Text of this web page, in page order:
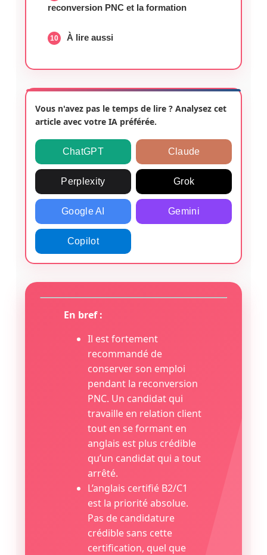
reconversion PNC et la formation
À lire aussi
Vous n'avez pas le temps de lire ? Analysez cet
article avec votre IA préférée.
ChatGPT Claude
Perplexity Grok
Google AI Gemini
Copilot
En bref :
Il est fortement
recommandé de
conserver son emploi
pendant la reconversion
PNC. Un candidat qui
travaille en relation client
tout en se formant en
anglais est plus crédible
qu’un candidat qui a tout
arrêté.
L’anglais certifié B2/C1
est la priorité absolue.
Pas de candidature
crédible sans cette
certification, quel que